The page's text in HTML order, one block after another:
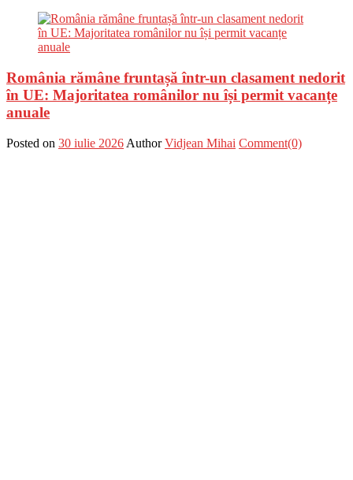
România rămâne fruntașă într-un clasament nedorit
în UE: Majoritatea românilor nu își permit vacanțe
anuale
Posted on 30 iulie 2026 Author Vidjean Mihai Comment(0)